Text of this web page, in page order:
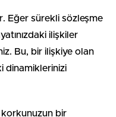
Eğer sürekli sözleşme
ilişkiler
Bu, bir ilişkiye olan
dinamiklerinizi
korkunuzun bir